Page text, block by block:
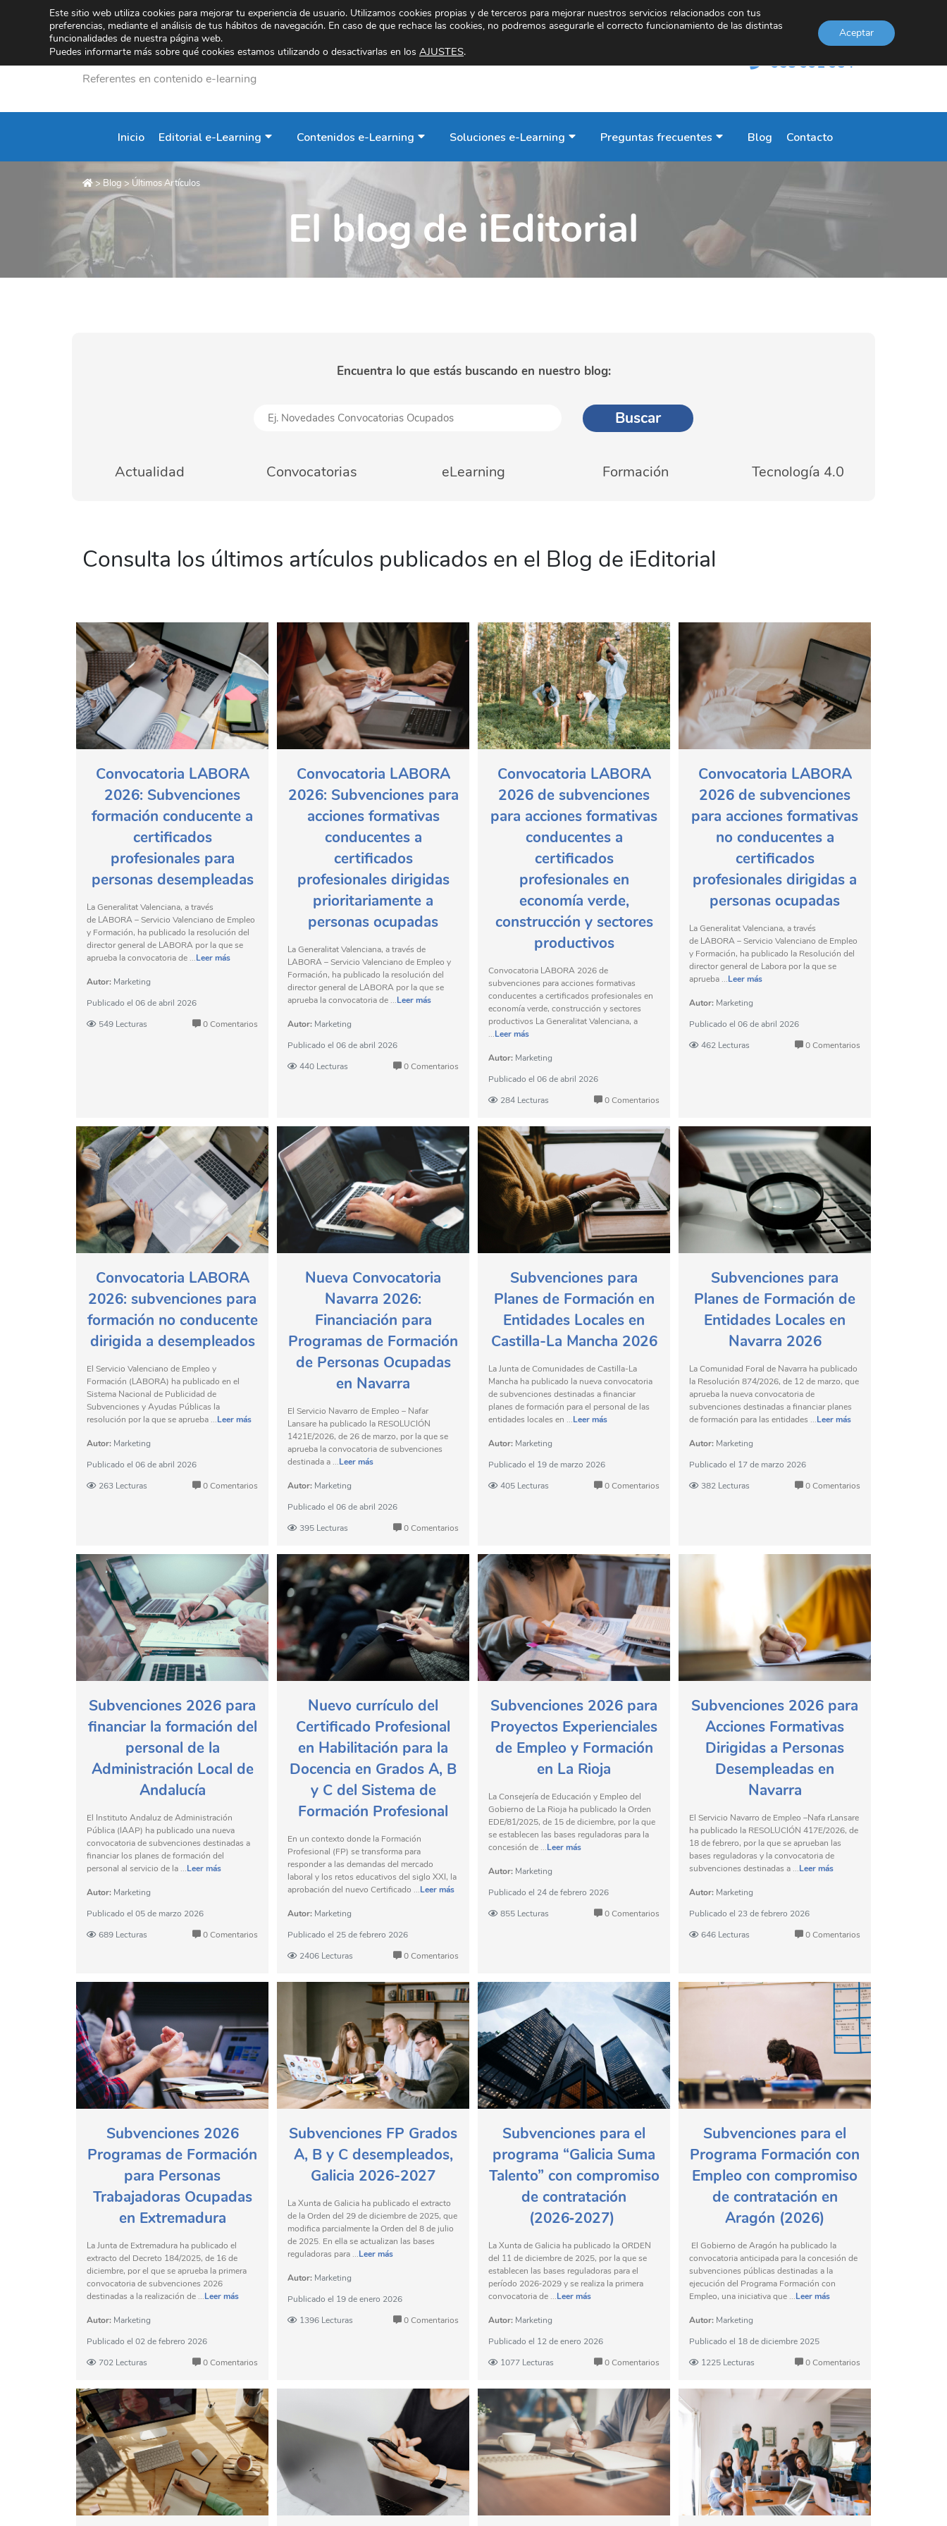
Referentes en contenido e-learning
INFORMACIÓN
958 991 954
Inicio Editorial e-Learning Contenidos e-Learning Soluciones e-Learning Preguntas frecuentes Blog Contacto
> Blog> Últimos Artículos
El blog de iEditorial
Encuentra lo que estás buscando en nuestro blog:
Actualidad Convocatorias eLearning Formación Tecnología 4.0
Consulta los últimos artículos publicados en el Blog de iEditorial
Convocatoria LABORA
2026: Subvenciones
formación conducente a
certificados
profesionales para
personas desempleadas
La Generalitat Valenciana, a través
de LABORA – Servicio Valenciano de Empleo
y Formación, ha publicado la resolución del
director general de LABORA por la que se
aprueba la convocatoria de ...Leer más
Autor: Marketing
Publicado el 06 de abril 2026
549 Lecturas
0 Comentarios
Convocatoria LABORA
2026: Subvenciones para
acciones formativas
conducentes a
certificados
profesionales dirigidas
prioritariamente a
personas ocupadas
La Generalitat Valenciana, a través de
LABORA – Servicio Valenciano de Empleo y
Formación, ha publicado la resolución del
director general de LABORA por la que se
aprueba la convocatoria de ...Leer más
Autor: Marketing
Publicado el 06 de abril 2026
440 Lecturas
0 Comentarios
Convocatoria LABORA
2026 de subvenciones
para acciones formativas
conducentes a
certificados
profesionales en
economía verde,
construcción y sectores
productivos
Convocatoria LABORA 2026 de
subvenciones para acciones formativas
conducentes a certificados profesionales en
economía verde, construcción y sectores
productivos La Generalitat Valenciana, a
...Leer más
Autor: Marketing
Publicado el 06 de abril 2026
284 Lecturas
0 Comentarios
Convocatoria LABORA
2026 de subvenciones
para acciones formativas
no conducentes a
certificados
profesionales dirigidas a
personas ocupadas
La Generalitat Valenciana, a través
de LABORA – Servicio Valenciano de Empleo
y Formación, ha publicado la Resolución del
director general de Labora por la que se
aprueba ...Leer más
Autor: Marketing
Publicado el 06 de abril 2026
462 Lecturas
0 Comentarios
Convocatoria LABORA
2026: subvenciones para
formación no conducente
dirigida a desempleados
El Servicio Valenciano de Empleo y
Formación (LABORA) ha publicado en el
Sistema Nacional de Publicidad de
Subvenciones y Ayudas Públicas la
resolución por la que se aprueba ...Leer más
Autor: Marketing
Publicado el 06 de abril 2026
263 Lecturas
0 Comentarios
Nueva Convocatoria
Navarra 2026:
Financiación para
Programas de Formación
de Personas Ocupadas
en Navarra
El Servicio Navarro de Empleo – Nafar
Lansare ha publicado la RESOLUCIÓN
1421E/2026, de 26 de marzo, por la que se
aprueba la convocatoria de subvenciones
destinada a ...Leer más
Autor: Marketing
Publicado el 06 de abril 2026
395 Lecturas
0 Comentarios
Subvenciones para
Planes de Formación en
Entidades Locales en
Castilla-La Mancha 2026
La Junta de Comunidades de Castilla-La
Mancha ha publicado la nueva convocatoria
de subvenciones destinadas a financiar
planes de formación para el personal de las
entidades locales en ...Leer más
Autor: Marketing
Publicado el 19 de marzo 2026
405 Lecturas
0 Comentarios
Subvenciones para
Planes de Formación de
Entidades Locales en
Navarra 2026
La Comunidad Foral de Navarra ha publicado
la Resolución 874/2026, de 12 de marzo, que
aprueba la nueva convocatoria de
subvenciones destinadas a financiar planes
de formación para las entidades ...Leer más
Autor: Marketing
Publicado el 17 de marzo 2026
382 Lecturas
0 Comentarios
Subvenciones 2026 para
financiar la formación del
personal de la
Administración Local de
Andalucía
El Instituto Andaluz de Administración
Pública (IAAP) ha publicado una nueva
convocatoria de subvenciones destinadas a
financiar los planes de formación del
personal al servicio de la ...Leer más
Autor: Marketing
Publicado el 05 de marzo 2026
689 Lecturas
0 Comentarios
Nuevo currículo del
Certificado Profesional
en Habilitación para la
Docencia en Grados A, B
y C del Sistema de
Formación Profesional
En un contexto donde la Formación
Profesional (FP) se transforma para
responder a las demandas del mercado
laboral y los retos educativos del siglo XXI, la
aprobación del nuevo Certificado ...Leer más
Autor: Marketing
Publicado el 25 de febrero 2026
2406 Lecturas
0 Comentarios
Subvenciones 2026 para
Proyectos Experienciales
de Empleo y Formación
en La Rioja
La Consejería de Educación y Empleo del
Gobierno de La Rioja ha publicado la Orden
EDE/81/2025, de 15 de diciembre, por la que
se establecen las bases reguladoras para la
concesión de ...Leer más
Autor: Marketing
Publicado el 24 de febrero 2026
855 Lecturas
0 Comentarios
Subvenciones 2026 para
Acciones Formativas
Dirigidas a Personas
Desempleadas en
Navarra
El Servicio Navarro de Empleo –Nafa rLansare
ha publicado la RESOLUCIÓN 417E/2026, de
18 de febrero, por la que se aprueban las
bases reguladoras y la convocatoria de
subvenciones destinadas a ...Leer más
Autor: Marketing
Publicado el 23 de febrero 2026
646 Lecturas
0 Comentarios
Subvenciones 2026
Programas de Formación
para Personas
Trabajadoras Ocupadas
en Extremadura
La Junta de Extremadura ha publicado el
extracto del Decreto 184/2025, de 16 de
diciembre, por el que se aprueba la primera
convocatoria de subvenciones 2026
destinadas a la realización de ...Leer más
Autor: Marketing
Publicado el 02 de febrero 2026
702 Lecturas
0 Comentarios
Subvenciones FP Grados
A, B y C desempleados,
Galicia 2026-2027
La Xunta de Galicia ha publicado el extracto
de la Orden del 29 de diciembre de 2025, que
modifica parcialmente la Orden del 8 de julio
de 2025. En ella se actualizan las bases
reguladoras para ...Leer más
Autor: Marketing
Publicado el 19 de enero 2026
1396 Lecturas
0 Comentarios
Subvenciones para el
programa “Galicia Suma
Talento” con compromiso
de contratación
(2026‑2027)
La Xunta de Galicia ha publicado la ORDEN
del 11 de diciembre de 2025, por la que se
establecen las bases reguladoras para el
período 2026‑2029 y se realiza la primera
convocatoria de ...Leer más
Autor: Marketing
Publicado el 12 de enero 2026
1077 Lecturas
0 Comentarios
Subvenciones para el
Programa Formación con
Empleo con compromiso
de contratación en
Aragón (2026)
El Gobierno de Aragón ha publicado la
convocatoria anticipada para la concesión de
subvenciones públicas destinadas a la
ejecución del Programa Formación con
Empleo, una iniciativa que ...Leer más
Autor: Marketing
Publicado el 18 de diciembre 2025
1225 Lecturas
0 Comentarios
Este sitio web utiliza cookies para mejorar tu experiencia de usuario. Utilizamos cookies propias y de terceros para mejorar nuestros servicios relacionados con tus
preferencias, mediante el análisis de tus hábitos de navegación. En caso de que rechace las cookies, no podremos asegurarle el correcto funcionamiento de las distintas
funcionalidades de nuestra página web.
Puedes informarte más sobre qué cookies estamos utilizando o desactivarlas en los AJUSTES.
Aceptar